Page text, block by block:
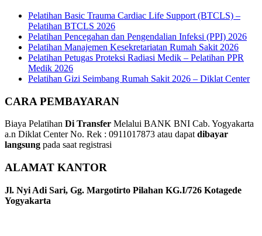
Pelatihan Basic Trauma Cardiac Life Support (BTCLS) –
Pelatihan BTCLS 2026
Pelatihan Pencegahan dan Pengendalian Infeksi (PPI) 2026
Pelatihan Manajemen Kesekretariatan Rumah Sakit 2026
Pelatihan Petugas Proteksi Radiasi Medik – Pelatihan PPR
Medik 2026
Pelatihan Gizi Seimbang Rumah Sakit 2026 – Diklat Center
CARA PEMBAYARAN
Biaya Pelatihan Di Transfer Melalui BANK BNI Cab. Yogyakarta
a.n Diklat Center No. Rek : 0911017873 atau dapatdibayar
langsung pada saat registrasi
ALAMAT KANTOR
Jl. Nyi Adi Sari, Gg. Margotirto Pilahan KG.I/726 Kotagede
Yogyakarta